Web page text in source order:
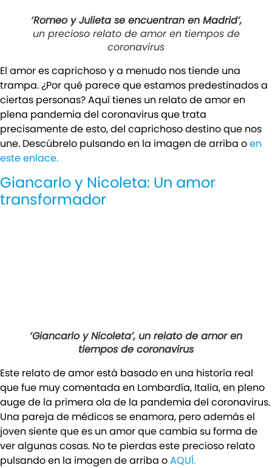
‘Romeo y Julieta se encuentran en Madrid’,
un precioso relato de amor en tiempos de
coronavirus
El amor es caprichoso y a menudo nos tiende una
trampa. ¿Por qué parece que estamos predestinados a
ciertas personas? Aquí tienes un relato de amor en
plena pandemia del coronavirus que trata
precisamente de esto, del caprichoso destino que nos
une. Descúbrelo pulsando en la imagen de arriba oen
este enlace.
Giancarlo y Nicoleta: Un amor
transformador
‘Giancarlo y Nicoleta’, un relato de amor en
tiempos de coronavirus
Este relato de amor está basado en una historia real
que fue muy comentada en Lombardía, Italia, en pleno
auge de la primera ola de la pandemia del coronavirus.
Una pareja de médicos se enamora, pero además el
joven siente que es un amor que cambia su forma de
ver algunas cosas. No te pierdas este precioso relato
pulsando en la imagen de arriba oAQUÍ.